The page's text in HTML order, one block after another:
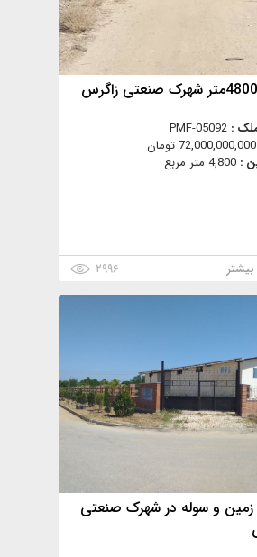
:
PMF-05092
72,000,000,000 تومان
: 4,800 متر مربع
۲۹۹۶
و سوله در شهرک صنعتی